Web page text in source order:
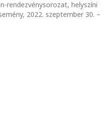
rendezvénysorozat, helyszíni
2022. szeptember 30. –